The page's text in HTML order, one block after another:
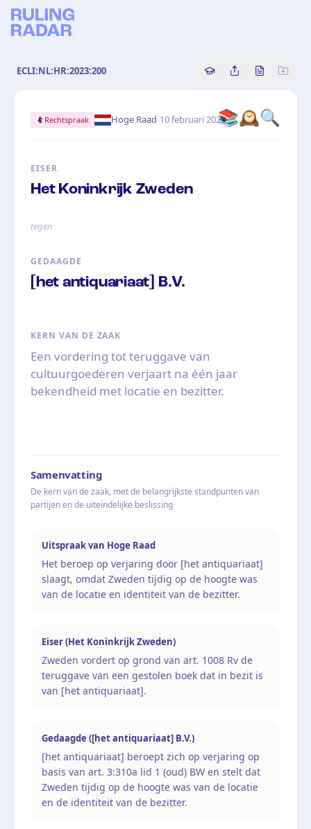
ECLI:NL:HR:2023:200 Copy source
Share this
Bekijk
📚🕰️🔍
Rechtspraak Hoge Raad·10 februari 2023
EISER
Het Koninkrijk Zweden
tegen
GEDAAGDE
[het antiquariaat] B.V.
KERN VAN DE ZAAK
Een vordering tot teruggave van
cultuurgoederen verjaart na één jaar
bekendheid met locatie en bezitter.
Samenvatting
De kern van de zaak, met de belangrijkste standpunten van
partijen en de uiteindelijke beslissing
Uitspraak van Hoge Raad
Het beroep op verjaring door [het antiquariaat]
slaagt, omdat Zweden tijdig op de hoogte was
van de locatie en identiteit van de bezitter.
Eiser (Het Koninkrijk Zweden)
Zweden vordert op grond van art. 1008 Rv de
teruggave van een gestolen boek dat in bezit is
van [het antiquariaat].
Gedaagde ([het antiquariaat] B.V.)
[het antiquariaat] beroept zich op verjaring op
basis van art. 3:310a lid 1 (oud) BW en stelt dat
Zweden tijdig op de hoogte was van de locatie
en de identiteit van de bezitter.